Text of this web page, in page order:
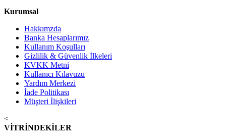
Kurumsal
Hakkımzda
Banka Hesaplarımız
Kullanım Koşulları
Gizlilik & Güvenlik İlkeleri
KVKK Metni
Kullanıcı Kılavuzu
Yardım Merkezi
İade Politikası
Müşteri İlişkileri
<
VİTRİNDEKİLER